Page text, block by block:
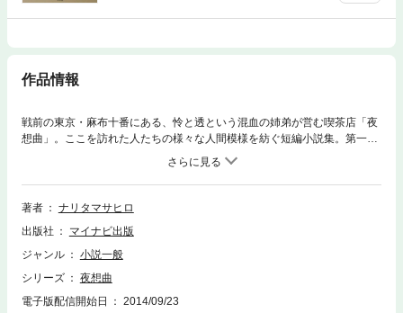
作品情報
戦前の東京・麻布十番にある、怜と透という混血の姉弟が営む喫茶店「夜
想曲」。ここを訪れた人たちの様々な人間模様を紡ぐ短編小説集。第一夜
は、旧制高校の同級生二人の友情と死を、「泣く女が死者を迎えに来る」
という二人の郷里の言い伝えを背景に描き出します。
著者
ナリタマサヒロ
出版社
マイナビ出版
ジャンル
小説一般
シリーズ
夜想曲
電子版配信開始日
2014/09/23